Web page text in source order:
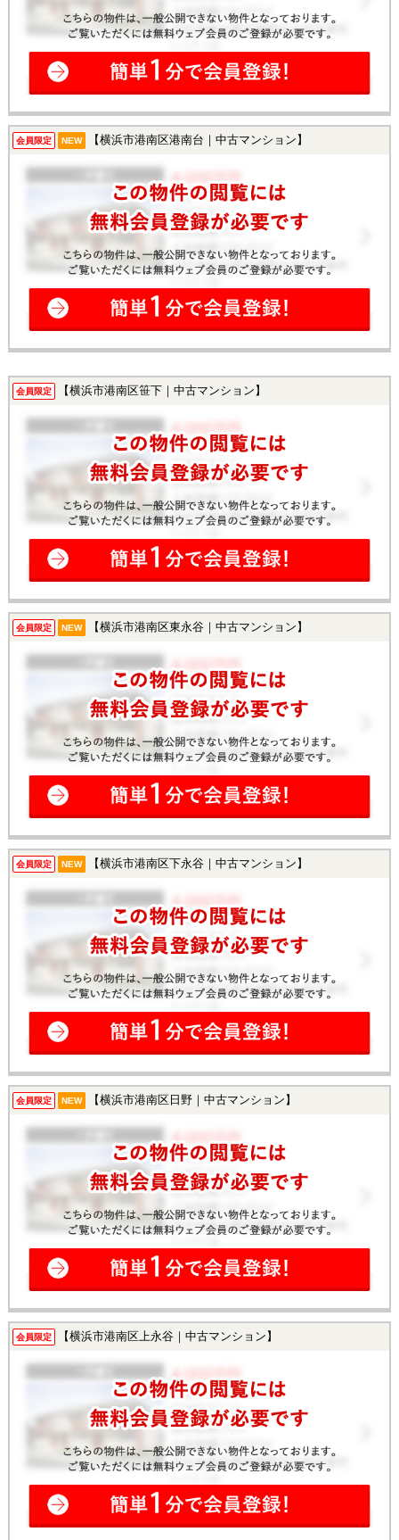
会員限定 NEW 【横浜市港南区港南台｜中古マンション】
会員限定 【横浜市港南区笹下｜中古マンション】
会員限定 NEW 【横浜市港南区東永谷｜中古マンション】
会員限定 NEW 【横浜市港南区下永谷｜中古マンション】
会員限定 NEW 【横浜市港南区日野｜中古マンション】
会員限定 【横浜市港南区上永谷｜中古マンション】